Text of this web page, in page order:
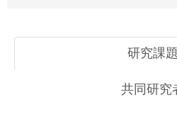
研究課題
共同研究